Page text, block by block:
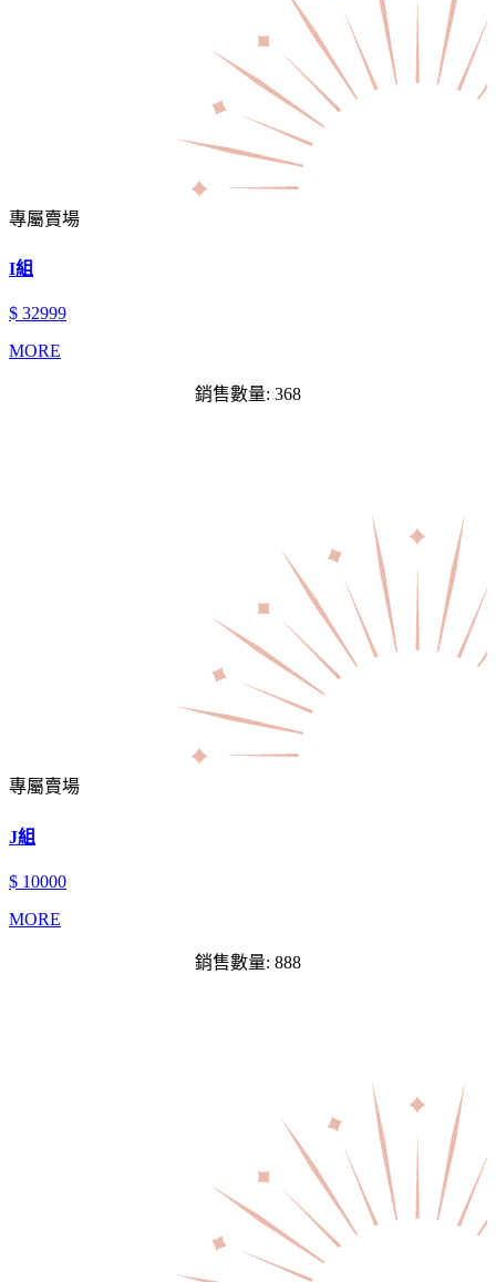
專屬賣場
I組
$ 32999
MORE
銷售數量: 368
專屬賣場
J組
$ 10000
MORE
銷售數量: 888